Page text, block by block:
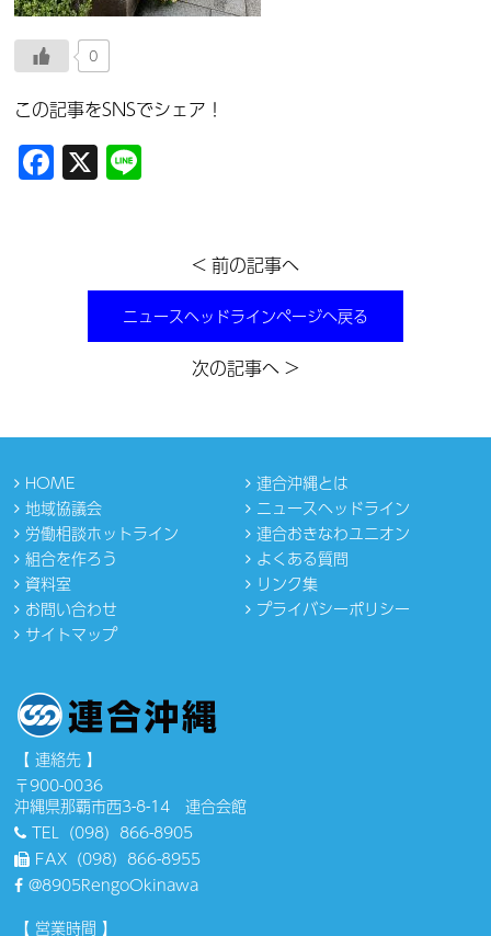
0
この記事をSNSでシェア！
Facebook
X
< 前の記事へ
ニュースヘッドラインページへ戻る
次の記事へ >
HOME
連合沖縄とは
地域協議会
ニュースヘッドライン
労働相談ホットライン
連合おきなわユニオン
組合を作ろう
よくある質問
資料室
リンク集
お問い合わせ
プライバシーポリシー
サイトマップ
【 連絡先 】
〒900-0036
沖縄県那覇市西3-8-14 連合会館
TEL（098）866-8905
FAX（098）866-8955
@8905RengoOkinawa
【 営業時間 】